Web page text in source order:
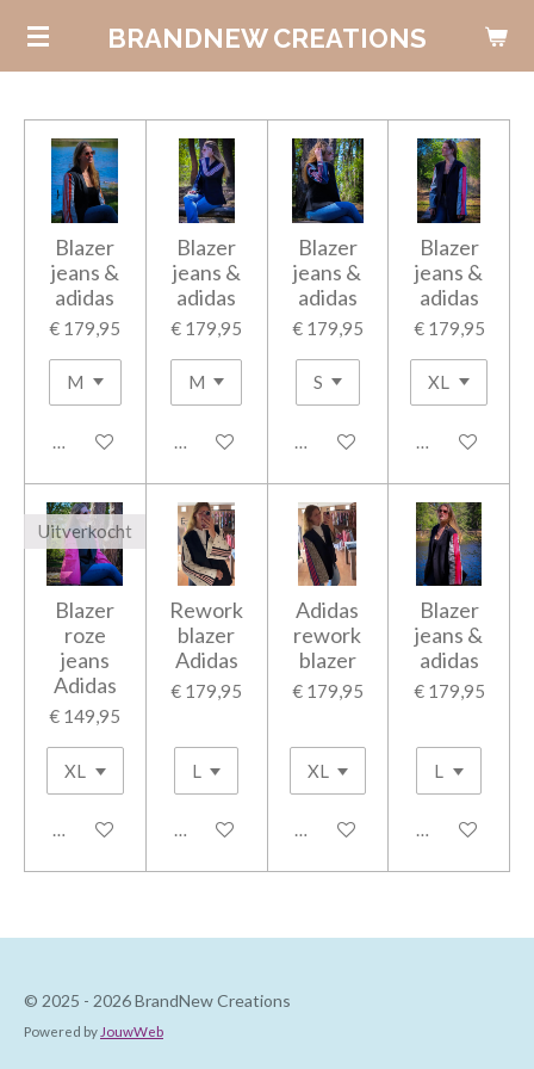
Ga
de
hoofdinhoud
BRANDNEW CREATIONS
Blazer
jeans &
adidas
€ 179,95
In winkelwagen
Blazer
jeans &
adidas
€ 179,95
In winkelwagen
Blazer
jeans &
adidas
€ 179,95
In winkelwagen
Blazer
jeans &
adidas
€ 179,95
In
Uitverkocht
Blazer
roze
jeans
Adidas
€ 149,95
Houd mij op de hoogte
Rework
blazer
Adidas
€ 179,95
In winkelwagen
Adidas
rework
blazer
€ 179,95
In winkelwagen
Blazer
jeans &
adidas
€ 179,95
In
© 2025 - 2026 BrandNew Creations
Powered by JouwWeb